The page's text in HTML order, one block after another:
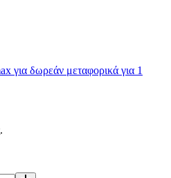
για δωρεάν μεταφορικά για 1